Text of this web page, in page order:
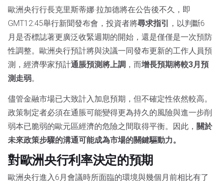
歐洲央行行長克里斯蒂娜·拉加德將在公告後不久，即
GMT12:45舉行新聞發布會，投資者將尋求指引
，以判斷6
月是否標誌著更廣泛收緊週期的開始，還是僅僅是一次預防
性調整。歐洲央行預計將與決議一同發布更新的工作人員預
測，經濟學家預計通脹預測將上調 ，而增長預期將較3月預
測走弱。
儘管金融市場已大致計入加息預期，但不確定性依然較高。
政策制定者必須在通脹可能變得更為持久的風險與進一步削
弱本已脆弱的歐元區經濟的危險之間取得平衡。因此， 關於
未來政策步驟的溝通可能成為市場的關鍵驅動力。
對歐洲央行利率決定的預期
歐洲央行進入6月會議時所面臨的環境與幾個月前相比有了